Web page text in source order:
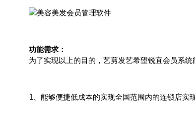
功能需求：
为了实现以上的目的，艺剪发艺希望锐宜会员系统
1、能够便捷低成本的实现全国范围内的连锁店实